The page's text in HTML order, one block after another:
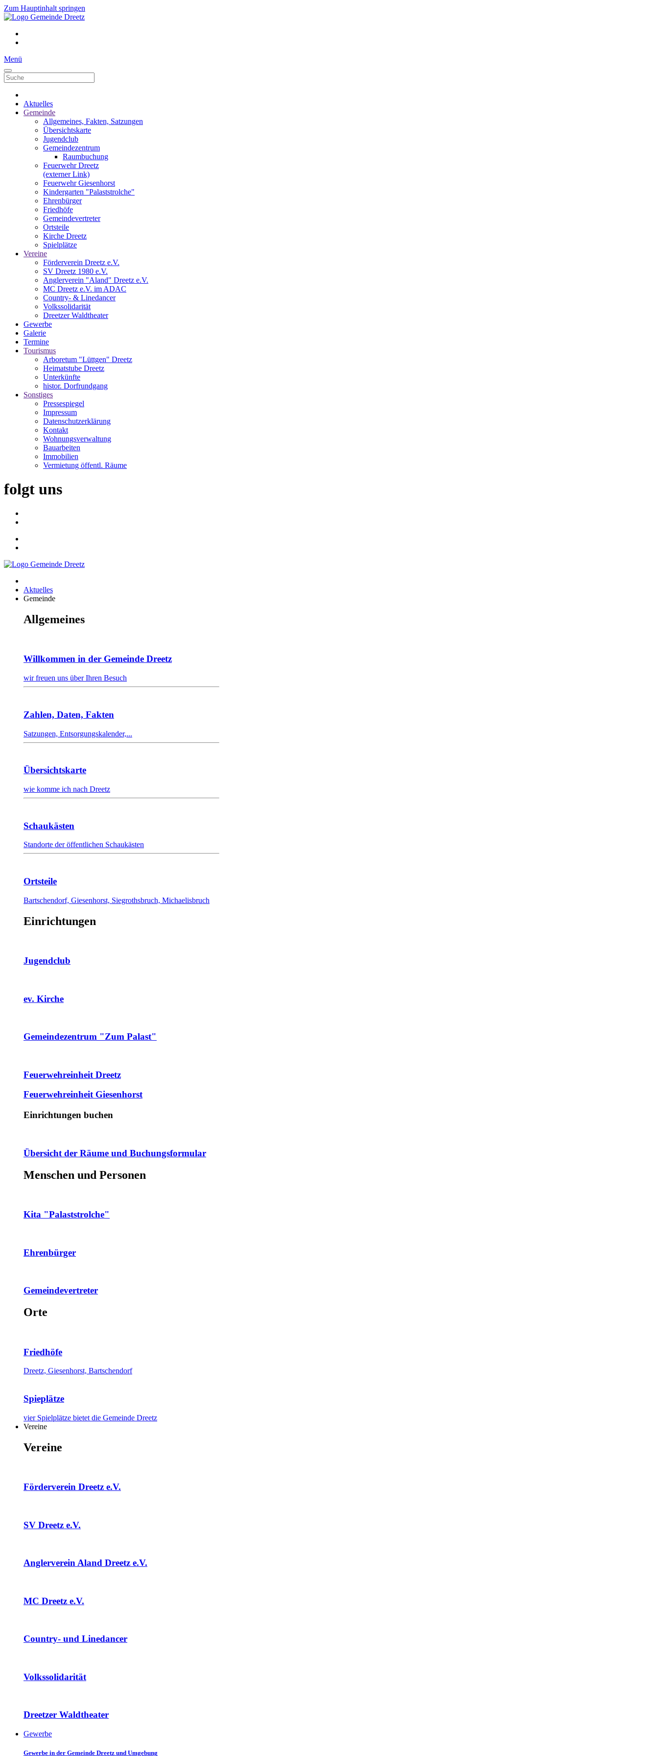
Zum Hauptinhalt springen
Menü
Aktuelles
Gemeinde
Allgemeines, Fakten, Satzungen
Übersichtskarte
Jugendclub
Gemeindezentrum
Raumbuchung
Feuerwehr Dreetz
(externer Link)
Feuerwehr Giesenhorst
Kindergarten "Palaststrolche"
Ehrenbürger
Friedhöfe
Gemeindevertreter
Ortsteile
Kirche Dreetz
Spielplätze
Vereine
Förderverein Dreetz e.V.
SV Dreetz 1980 e.V.
Anglerverein "Aland" Dreetz e.V.
MC Dreetz e.V. im ADAC
Country- & Linedancer
Volkssolidarität
Dreetzer Waldtheater
Gewerbe
Galerie
Termine
Tourismus
Arboretum "Lüttgen" Dreetz
Heimatstube Dreetz
Unterkünfte
histor. Dorfrundgang
Sonstiges
Pressespiegel
Impressum
Datenschutzerklärung
Kontakt
Wohnungsverwaltung
Bauarbeiten
Immobilien
Vermietung öffentl. Räume
folgt uns
Aktuelles
Gemeinde
Allgemeines
Willkommen in der Gemeinde Dreetz
wir freuen uns über Ihren Besuch
Zahlen, Daten, Fakten
Satzungen, Entsorgungskalender,...
Übersichtskarte
wie komme ich nach Dreetz
Schaukästen
Standorte der öffentlichen Schaukästen
Ortsteile
Bartschendorf, Giesenhorst, Siegrothsbruch, Michaelisbruch
Einrichtungen
Jugendclub
ev. Kirche
Gemeindezentrum "Zum Palast"
Feuerwehreinheit Dreetz
Feuerwehreinheit Giesenhorst
Einrichtungen buchen
Übersicht der Räume und Buchungsformular
Menschen und Personen
Kita "Palaststrolche"
Ehrenbürger
Gemeindevertreter
Orte
Friedhöfe
Dreetz, Giesenhorst, Bartschendorf
Spieplätze
vier Spielplätze bietet die Gemeinde Dreetz
Vereine
Vereine
Förderverein Dreetz e.V.
SV Dreetz e.V.
Anglerverein Aland Dreetz e.V.
MC Dreetz e.V.
Country- und Linedancer
Volkssolidarität
Dreetzer Waldtheater
Gewerbe
Gewerbe in der Gemeinde Dreetz und Umgebung